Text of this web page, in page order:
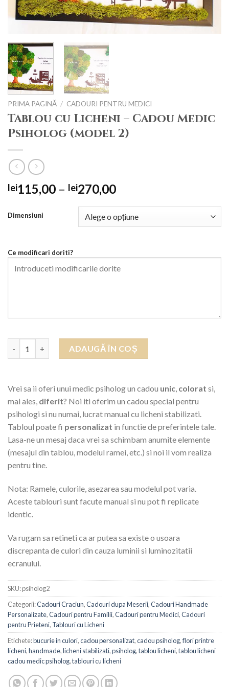
PRIMA PAGINĂ / CADOURI PENTRU MEDICI
Tablou cu Licheni – Cadou Medic
Psiholog (model 2)
lei115,00 – lei270,00Interval
prețuri:
lei115,00
lei270,00
Dimensiuni
Ce modificari doriti?
Cantitate Tablou cu Licheni - Cadou Medic Psiholog (model 2)
ADAUGĂ ÎN COȘ
Vrei sa ii oferi unui medic psiholog un cadou unic, colorat si,
mai ales, diferit? Noi iti oferim un cadou special pentru
psihologi si nu numai, lucrat manual cu licheni stabilizati.
Tabloul poate fi personalizat in functie de preferintele tale.
Lasa-ne un mesaj daca vrei sa schimbam anumite elemente
(mesajul din tablou, modelul ramei, etc.) si noi il vom realiza
pentru tine.
Nota: Ramele, culorile, asezarea sau modelul pot varia.
Aceste tablouri sunt facute manual si nu pot fi replicate
identic.
Va rugam sa retineti ca ar putea sa existe o usoara
discrepanta de culori din cauza luminii si luminozitatii
ecranului.
SKU:psiholog2
Categorii:Cadouri Craciun,Cadouri dupa Meserii,Cadouri Handmade
Personalizate,Cadouri pentru Familii,Cadouri pentru Medici,Cadouri
pentru Prieteni, Tablouri cu Licheni
Etichete:bucurie in culori,cadou personalizat,cadou psiholog,flori printre
licheni,handmade,licheni stabilizati,psiholog,tablou licheni,tablou licheni
cadou medic psiholog,tablouri cu licheni